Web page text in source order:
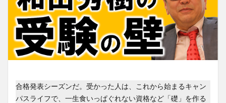
合格発表シーズンだ。受かった人は、これから始まるキャン
パスライフで、一生食いっぱぐれない資格など「礎」を作る